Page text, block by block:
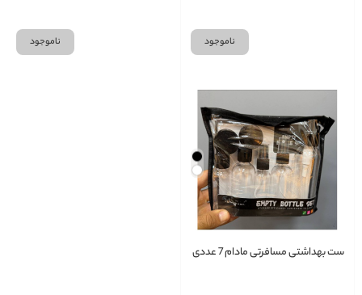
ناموجود ناموجود
ست بهداشتی مسافرتی مادام 7 عددی